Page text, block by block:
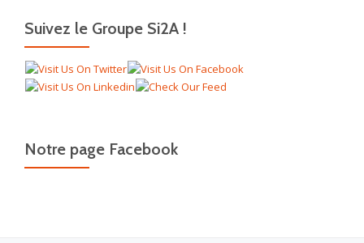
Suivez le Groupe Si2A !
Notre page Facebook